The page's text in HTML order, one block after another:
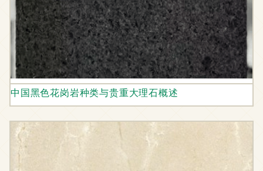
中国黑色花岗岩种类与贵重大理石概述